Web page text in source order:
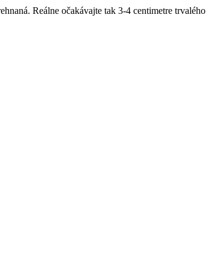
Reálne očakávajte tak 3-4 centimetre trvalého